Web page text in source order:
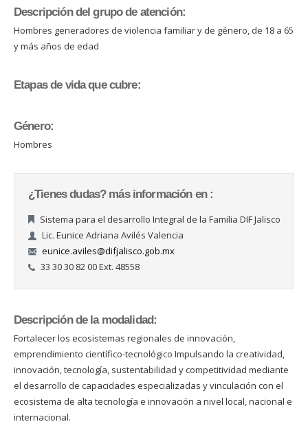
Descripción del grupo de atención:
Hombres generadores de violencia familiar y de género, de 18 a 65
y más años de edad
Etapas de vida que cubre:
Género:
Hombres
¿Tienes dudas? más información en :
Sistema para el desarrollo Integral de la Familia DIF Jalisco
Lic. Eunice Adriana Avilés Valencia
eunice.aviles@difjalisco.gob.mx
33 30 30 82 00 Ext. 48558
Descripción de la modalidad:
Fortalecer los ecosistemas regionales de innovación,
emprendimiento científico-tecnológico Impulsando la creatividad,
innovación, tecnología, sustentabilidad y competitividad mediante
el desarrollo de capacidades especializadas y vinculación con el
ecosistema de alta tecnología e innovación a nivel local, nacional e
internacional.